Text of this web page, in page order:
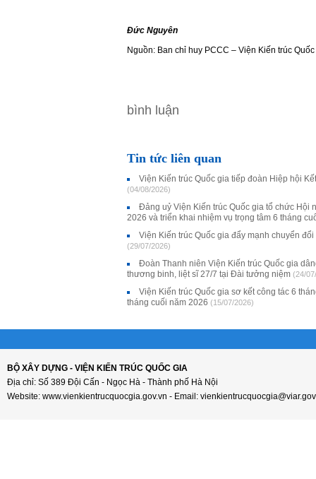
Đức Nguyên
Nguồn: Ban chỉ huy PCCC – Viện Kiến trúc
bình luận
Tin tức liên quan
Viện Kiến trúc Quốc gia tiếp đoàn Hiệp hội
(04/08/2026)
Đảng uỷ Viện Kiến trúc Quốc gia tổ chức Hội
2026 và triển khai nhiệm vụ trọng tâm 6 tháng
Viện Kiến trúc Quốc gia đẩy mạnh chuyển
(29/07/2026)
Đoàn Thanh niên Viện Kiến trúc Quốc gia
thương binh, liệt sĩ 27/7 tại Đài tưởng niệm (24/
Viện Kiến trúc Quốc gia sơ kết công tác 6
tháng cuối năm 2026 (15/07/2026)
BỘ XÂY DỰNG - VIỆN KIẾN TRÚC QUỐC GIA
Địa chỉ: Số 389 Đội Cấn - Ngọc Hà - Thành phố Hà Nội
Website: www.vienkientrucquocgia.gov.vn - Email: